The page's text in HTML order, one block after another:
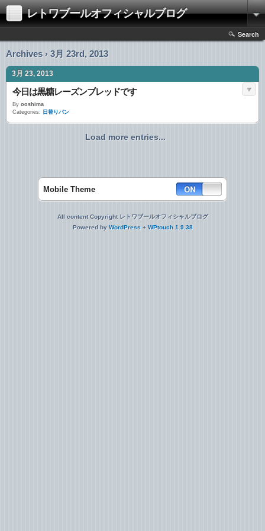
レトワブールオフィシャルブログ
Search
Archives › 3月 23rd, 2013
3月 23, 2013
今日は黒糖レーズンブレッドです
By ooshima
Categories: 日替りパン
Load more entries...
Mobile Theme
All content Copyright レトワブールオフィシャルブログ
Powered by WordPress + WPtouch 1.9.38